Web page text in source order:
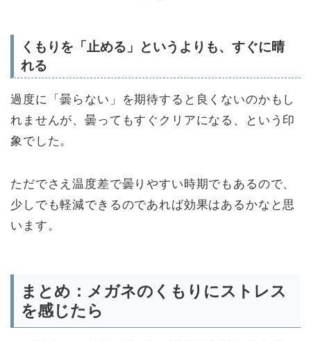
くもりを「止める」というよりも、すぐに晴
れる
過度に「曇らない」を期待すると良くないのかもし
れませんが、曇ってもすぐクリアになる、という印
象でした。
ただでさえ温度差で曇りやすい時期でもあるので、
少しでも軽減できるのであれば効果はあるかなと思
います。
まとめ：メガネのくもりにストレス
を感じたら